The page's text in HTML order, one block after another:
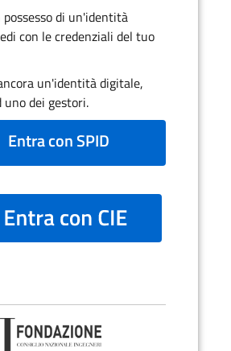
possesso di un'identità
con le credenziali del tuo
un'identità digitale,
uno dei gestori.
Entra con SPID